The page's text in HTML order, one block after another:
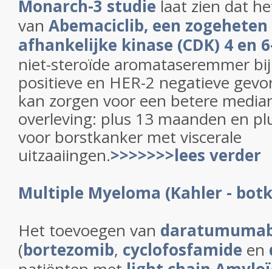
Monarch-3 studie laat zien dat
van Abemaciclib, een
afhankelijke kinase (CDK) 4 en
niet-steroïde aromataseremmer
positieve en HER-2 negatieve
kan zorgen voor een betere
overleving: plus 13 maanden en
voor borstkanker met viscerale
uitzaaiingen.>>>>>>>lees verder
Multiple Myeloma (Kahler -
Het toevoegen van
(bortezomib, cyclofosfamide en